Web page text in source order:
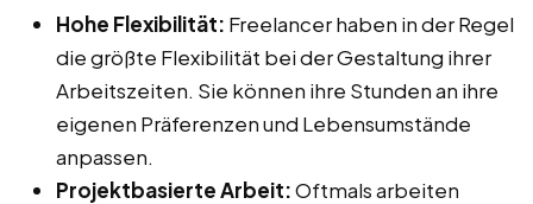
Hohe Flexibilität: Freelancer haben in der Regel
die größte Flexibilität bei der Gestaltung ihrer
Arbeitszeiten. Sie können ihre Stunden an ihre
eigenen Präferenzen und Lebensumstände
anpassen.
Projektbasierte Arbeit:Oftmals arbeiten